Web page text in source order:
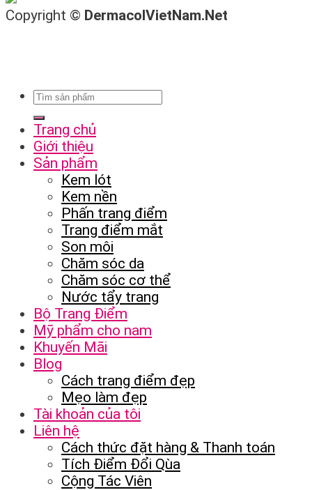
Copyright © DermacolVietNam.Net
Trang chủ
Giới thiệu
Sản phẩm
Kem lót
Kem nền
Phấn trang điểm
Trang điểm mắt
Son môi
Chăm sóc da
Chăm sóc cơ thể
Nước tẩy trang
Bộ Trang Điểm
Mỹ phẩm cho nam
Khuyến Mãi
Blog
Cách trang điểm đẹp
Mẹo làm đẹp
Tài khoản của tôi
Liên hệ
Cách thức đặt hàng & Thanh toán
Tích Điểm Đổi Qùa
Cộng Tác Viên